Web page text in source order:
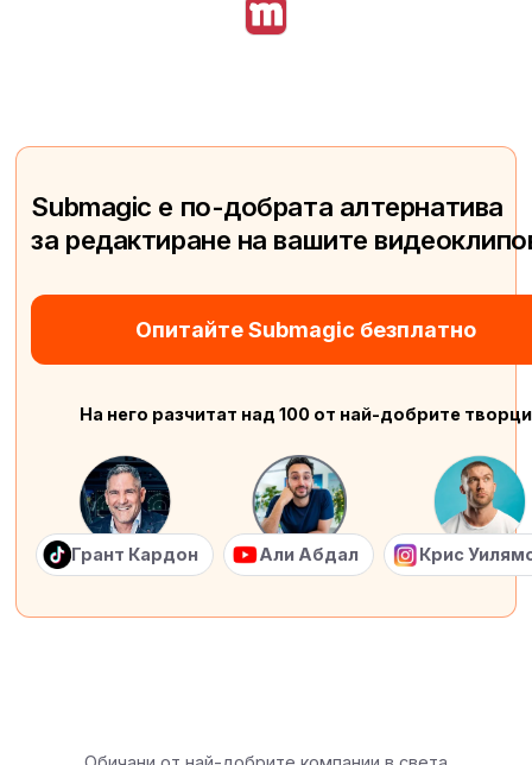
Submagic е по-добрата алтернатива
за редактиране на вашите
Опитайте Submagic безплатно
На него разчитат над 100 от най-добрите творци
Грант Кардон Али Абдал Крис